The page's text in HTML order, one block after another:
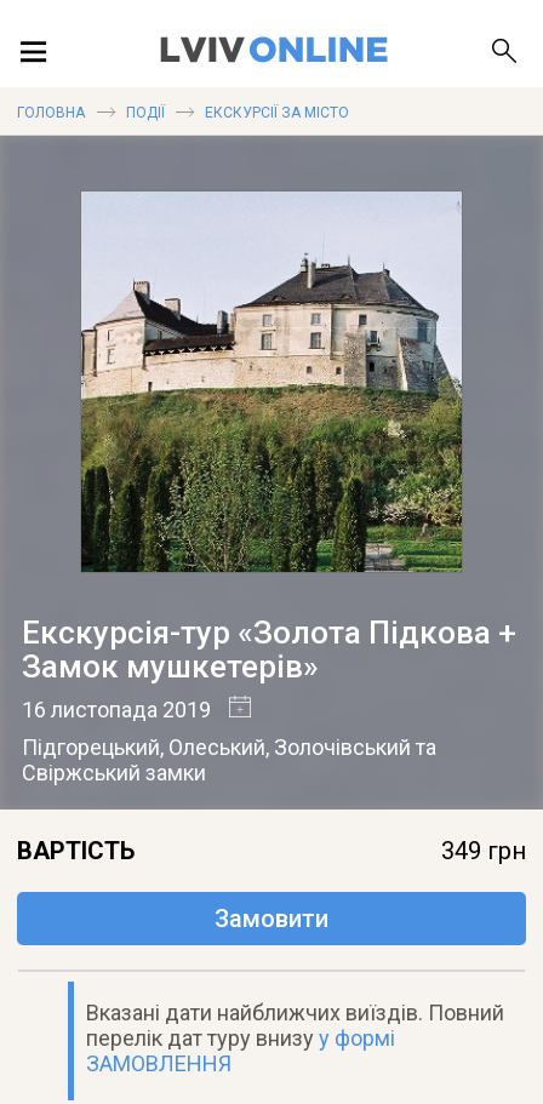
ПУБЛІКАЦІЇ
ДОВІДКА
ГОЛОВНА ПОДІЇ ЕКСКУРСІЇ ЗА МІСТО
Екскурсія-тур «Золота Підкова +
Замок мушкетерів»
16 листопада 2019
Підгорецький, Олеський, Золочівський та
Свіржський замки
ВАРТІСТЬ 349 грн
Замовити
Вказані дати найближчих виїздів. Повний
перелік дат туру внизуу формі
ЗАМОВЛЕННЯ